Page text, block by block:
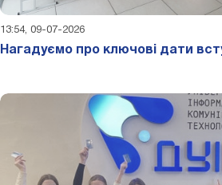
13:54, 09-07-2026
Нагадуємо про ключові дати